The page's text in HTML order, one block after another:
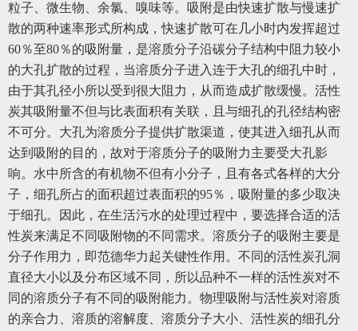
粒子、微生物、余氯、嗅味等。吸附是由快速扩散与慢速扩
散的两种速率形式所构成，快速扩散可在几小时内发挥超过
60％至80％的吸附量，是溶质分子沿碳分子结构中阻力较小
的大孔扩散的过程，当溶质分子进入连于大孔的细孔中时，
由于其孔径小所以受到很大阻力，从而造成扩散缓慢。活性
炭其吸附量不但与比表面积有关联，且与细孔的孔径结构密
不可分。大孔为溶质分子提供扩散渠道，使其进入细孔从而
达到吸附的目的，故对于溶质分子的吸附力主要受大孔影
响。水中所含的有机物不但有小分子，且有各式各样的大分
子，细孔所占的面积超过表面积的95％，吸附量的多少取决
于细孔。因此，在生活污水的处理过程中，要选择合适的活
性炭来满足不同吸附物的不同需求。溶质分子的吸附主要是
分子作用力，即范德华力起关键性作用。不同的活性炭孔洞
直径大小以及分布区域不同，所以品种不一样的活性炭对不
同的溶质分子有不同的吸附能力。物理吸附与活性炭对溶质
的亲合力、溶质的溶解度、溶质分子大小、活性炭的细孔分